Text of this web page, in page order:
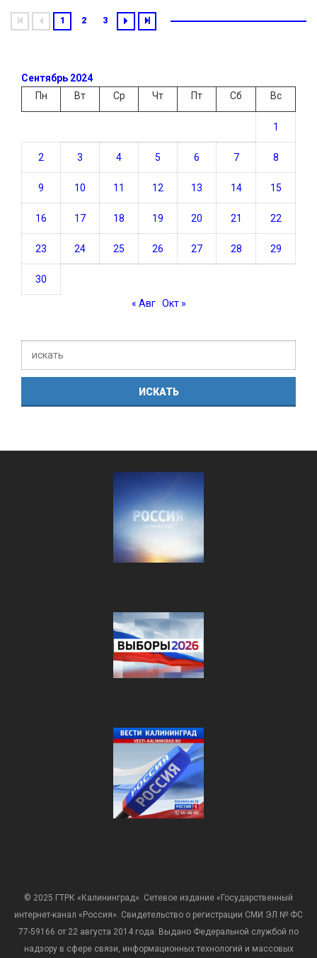
1 2 3
Сентябрь 2024
Пн
Вт Ср Чт Пт Сб Вс
1
2 3 4 5 6 7 8
9 10 11 12 13 14 15
16 17 18 19 20 21 22
23 24 25 26 27 28 29
30
« Авг Окт »
© 2025 ГТРК «Калининград». Сетевое издание «Государственный
интернет-канал «Россия». Свидетельство о регистрации СМИ ЭЛ № ФС
77-59166 от 22 августа 2014 года. Выдано Федеральной службой по
надзору в сфере связи, информационных технологий и массовых